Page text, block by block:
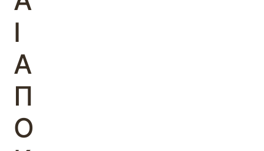
Ι
Α
Π
Ο